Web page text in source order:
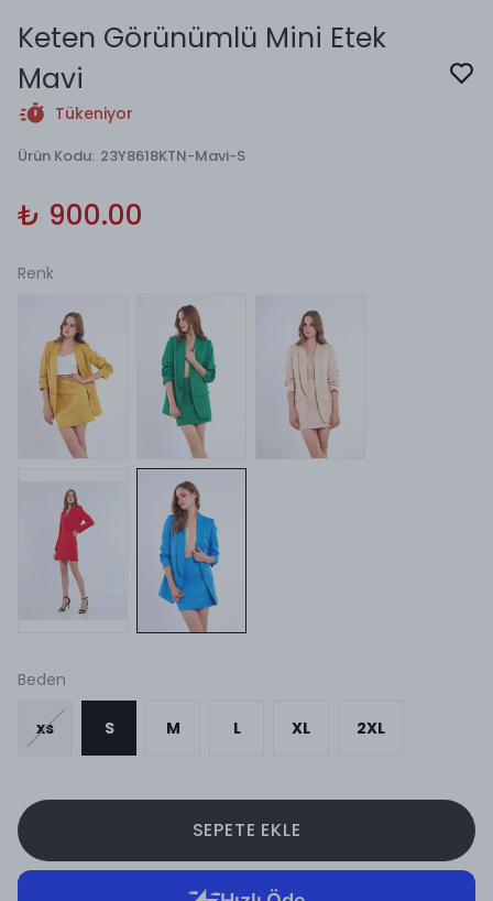
Keten Görünümlü Mini Etek
Mavi
Tükeniyor
Ürün Kodu: 23Y8618KTN-Mavi-S
₺ 900.00
Renk
Beden
xs S M L XL 2XL
SEPETE EKLE